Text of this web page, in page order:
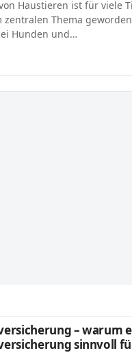
Haustieren ist für viele
zentralen Thema
Hunden und…
– warum
sinnvoll